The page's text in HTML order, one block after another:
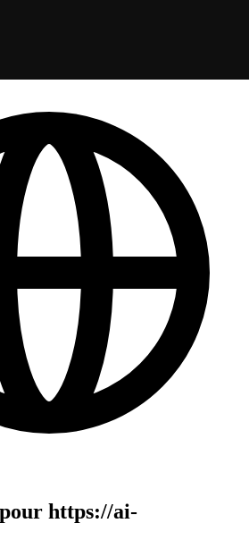
https://ai-